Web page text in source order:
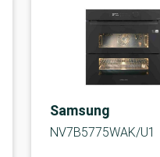
Samsung
NV7B5775WAK/U1